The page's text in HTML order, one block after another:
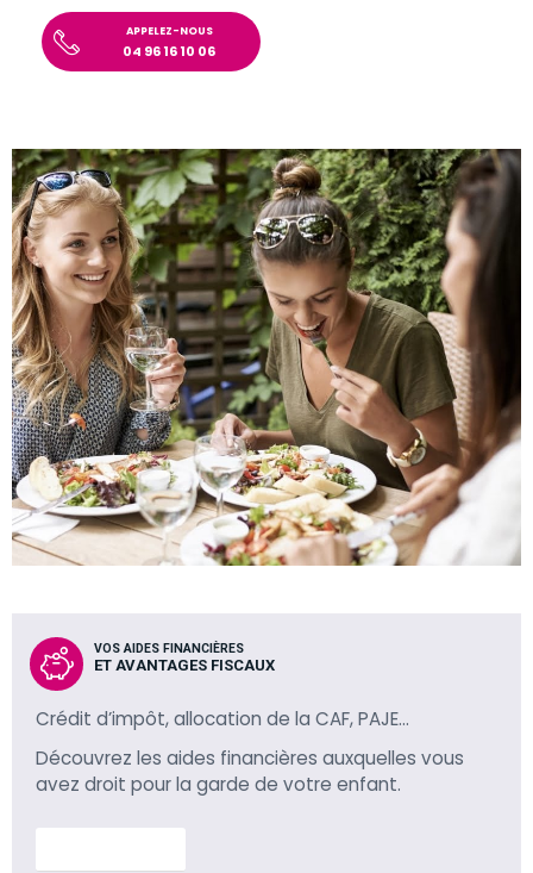
APPELEZ-NOUS
04 96 16 10 06
VOS AIDES FINANCIÈRES
ET AVANTAGES FISCAUX
Crédit d’impôt, allocation de la CAF, PAJE…
Découvrez les aides financières auxquelles vous
avez droit pour la garde de votre enfant.